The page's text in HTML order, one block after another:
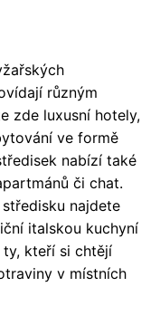
různým
zde luxusní hotely,
ve formě
nabízí také
či chat.
najdete
italskou kuchyní
ty, kteří si chtějí
v místních